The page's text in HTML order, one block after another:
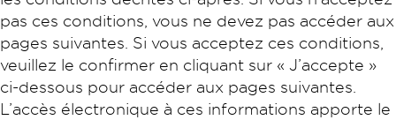
pas ces conditions, vous ne devez pas accéder aux
pages suivantes. Si vous acceptez ces conditions,
veuillez le confirmer en cliquant sur « J’accepte »
ci-dessous pour accéder aux pages suivantes.
L’accès électronique à ces informations apporte le